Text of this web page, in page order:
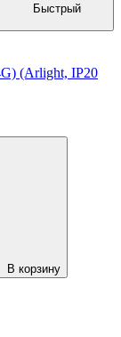
Быстрый
(Arlight, IP20
В корзину